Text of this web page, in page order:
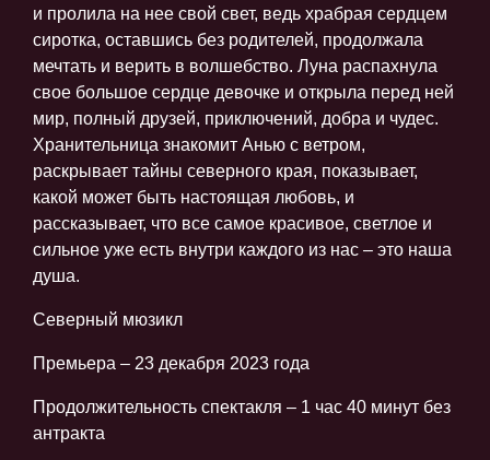
и пролила на нее свой свет, ведь храбрая сердцем
сиротка, оставшись без родителей, продолжала
мечтать и верить в волшебство. Луна распахнула
свое большое сердце девочке и открыла перед ней
мир, полный друзей, приключений, добра и чудес.
Хранительница знакомит Анью с ветром,
раскрывает тайны северного края, показывает,
какой может быть настоящая любовь, и
рассказывает, что все самое красивое, светлое и
сильное уже есть внутри каждого из нас – это наша
душа.
Северный мюзикл
Премьера – 23 декабря 2023 года
Продолжительность спектакля – 1 час 40 минут без
антракта